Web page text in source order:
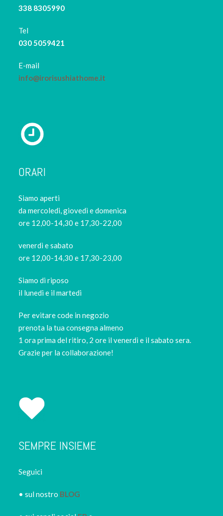
338 8305990
Tel
030 5059421
E-mail
info@irorisushiathome.it
ORARI
Siamo aperti
da mercoledi, giovedì e domenica
ore 12,00-14,30 e 17,30-22,00
venerdì e sabato
ore 12,00-14,30 e 17,30-23,00
Siamo di riposo
il lunedi e il martedi
Per evitare code in negozio
prenota la tua consegna almeno
1 ora prima del ritiro, 2 ore il venerdì e il sabato sera.
Grazie per la collaborazione!
SEMPRE INSIEME
Seguici
• sul nostro BLOG